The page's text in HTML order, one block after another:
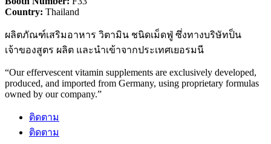
Country: Thailand
ผลิตภัณฑ์เสริมอาหาร วิตามิน ชนิดเม็ดฟู่ ซึ่งทางบริษัทป็น
เจ้าของสูตร ผลิต และนำเข้าจากประเทศเยอรมนี
“Our effervescent vitamin supplements are exclusively developed,
produced, and imported from Germany, using proprietary formulas
owned by our company.”
ติดตาม
ติดตาม